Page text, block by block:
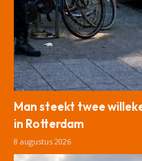
Man steekt twee
in Rotterdam
8 augustus 2026